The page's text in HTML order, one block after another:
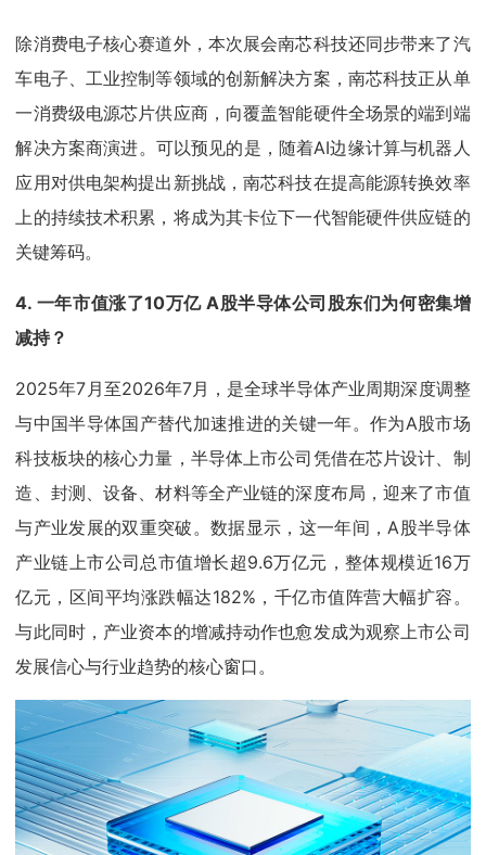
除消费电子核心赛道外，本次展会南芯科技还同步带来了汽
车电子、工业控制等领域的创新解决方案，南芯科技正从单
一消费级电源芯片供应商，向覆盖智能硬件全场景的端到端
解决方案商演进。可以预见的是，随着AI边缘计算与机器人
应用对供电架构提出新挑战，南芯科技在提高能源转换效率
上的持续技术积累，将成为其卡位下一代智能硬件供应链的
关键筹码。
4. 一年市值涨了10万亿 A股半导体公司股东们为何密集增
减持？
2025年7月至2026年7月，是全球半导体产业周期深度调整
与中国半导体国产替代加速推进的关键一年。作为A股市场
科技板块的核心力量，半导体上市公司凭借在芯片设计、制
造、封测、设备、材料等全产业链的深度布局，迎来了市值
与产业发展的双重突破。数据显示，这一年间，A股半导体
产业链上市公司总市值增长超9.6万亿元，整体规模近16万
亿元，区间平均涨跌幅达182%，千亿市值阵营大幅扩容。
与此同时，产业资本的增减持动作也愈发成为观察上市公司
发展信心与行业趋势的核心窗口。